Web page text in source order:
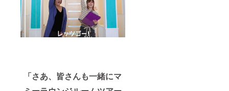
「さあ、皆さんも一緒にマ